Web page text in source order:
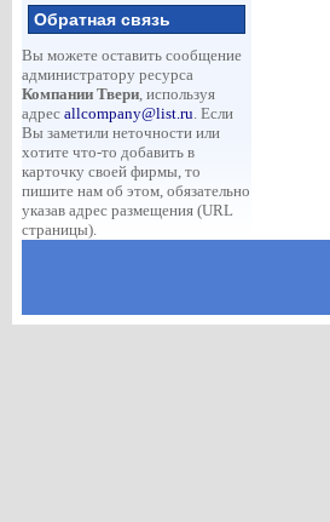
Обратная связь
Вы можете оставить сообщение
администратору ресурса
Компании Твери, используя
адрес allcompany@list.ru. Если
Вы заметили неточности или
хотите что-то добавить в
карточку своей фирмы, то
пишите нам об этом, обязательно
указав адрес размещения (URL
страницы).